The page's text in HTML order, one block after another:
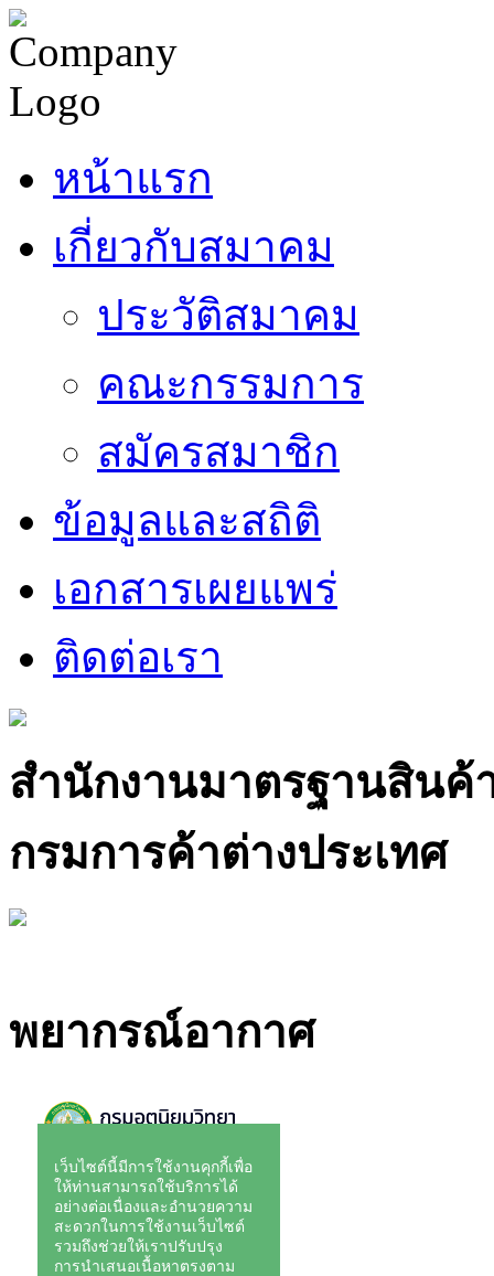
หน้าแรก
เกี่ยวกับสมาคม
ประวัติสมาคม
คณะกรรมการ
สมัครสมาชิก
ข้อมูลและสถิติ
เอกสารเผยแพร่
ติดต่อเรา
สำนักงานมาตรฐานสินค้
กรมการค้าต่างประเทศ
พยากรณ์อากาศ